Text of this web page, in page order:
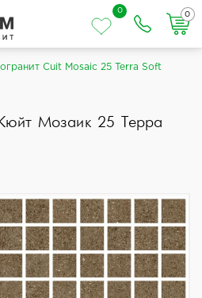
0
0
Cuit Mosaic 25 Terra Soft
Мозаик 25 Терра